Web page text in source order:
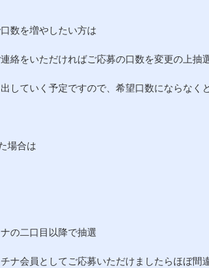
数を増やしたい方は
絡をいただければご応募の口数を変更の上抽
していく予定ですので、希望口数にならなく
場合は
の二口目以降で抽選
ナ会員としてご応募いただけましたらほぼ